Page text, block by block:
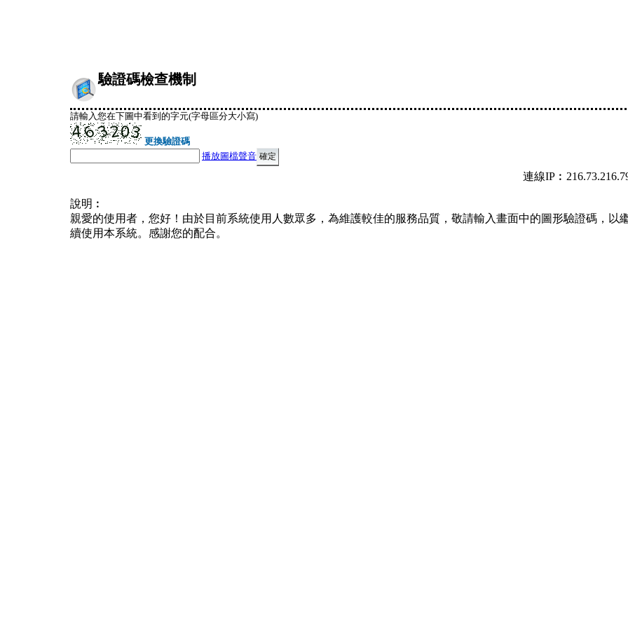
驗證碼檢查機制
請輸入您在下圖中看到的字元(字母區分大小寫)
更換驗證碼
播放圖檔聲音
連線
說明︰
親愛的使用者，您好！由於目前系統使用人數眾多，為維護較佳的服務品質，敬請輸入畫面中的圖形驗證碼，以
續使用本系統。感謝您的配合。